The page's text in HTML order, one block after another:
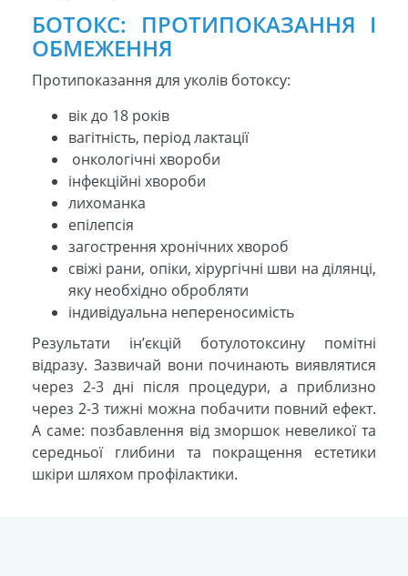
БОТОКС: ПРОТИПОКАЗАННЯ І
ОБМЕЖЕННЯ
Протипоказання для уколів ботоксу:
вік до 18 років
вагітність, період лактації
онкологічні хвороби
інфекційні хвороби
лихоманка
епілепсія
загострення хронічних хвороб
свіжі рани, опіки, хірургічні шви на ділянці,
яку необхідно обробляти
індивідуальна непереносимість
Результати ін’єкцій ботулотоксину помітні
відразу. Зазвичай вони починають виявлятися
через 2-3 дні після процедури, а приблизно
через 2-3 тижні можна побачити повний ефект.
А саме: позбавлення від зморшок невеликої та
середньої глибини та покращення естетики
шкіри шляхом профілактики.